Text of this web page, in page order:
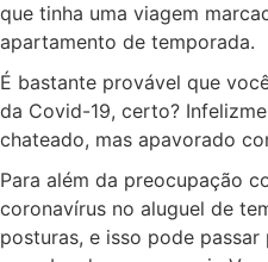
que tinha uma viagem
apartamento de temporada.
É bastante provável que
da Covid-19, certo?
chateado, mas apavorado
Para além da preocupação
coronavírus no aluguel de
posturas, e isso pode